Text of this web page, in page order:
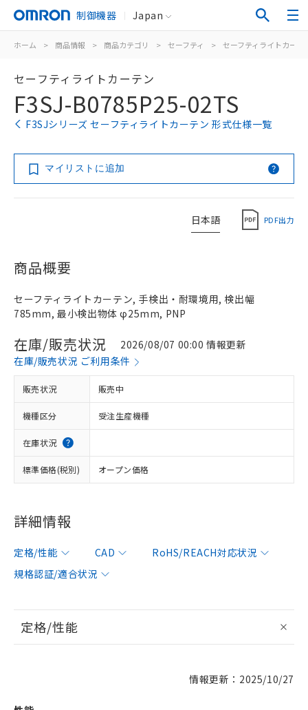
制御機器 Japan
ホーム > 商品情報 > 商品カテゴリ > セーフティ > セーフティライトカー
セーフティライトカーテン
F3SJ-B0785P25-02TS
F3SJシリーズ セーフティライトカーテン 形式仕様一覧
マイリストに追加
日本語 PDF出力
商品概要
セーフティライトカーテン, 手検出・耐環境用, 検出幅
785mm, 最小検出物体 φ25mm, PNP
在庫/販売状況
2026/08/07 00:00 情報更新
在庫/販売状況 ご利用条件
販売状況 販売中
機種区分 受注生産機種
在庫状況
標準価格(税別) オープン価格
詳細情報
定格/性能 CAD
RoHS/REACH対応状況
規格認証/適合状況
定格/性能
情報更新：2025/10/27